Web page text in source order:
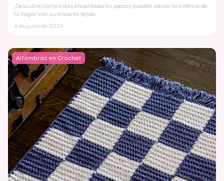
¡Descubre cómo estas encantadoras piezas pueden elevar la estética de
tu hogar con su encanto tejido
4 de junio de 2024
Alfombras en Crochet